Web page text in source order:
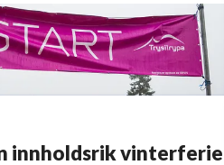
innholdsrik vinterferie